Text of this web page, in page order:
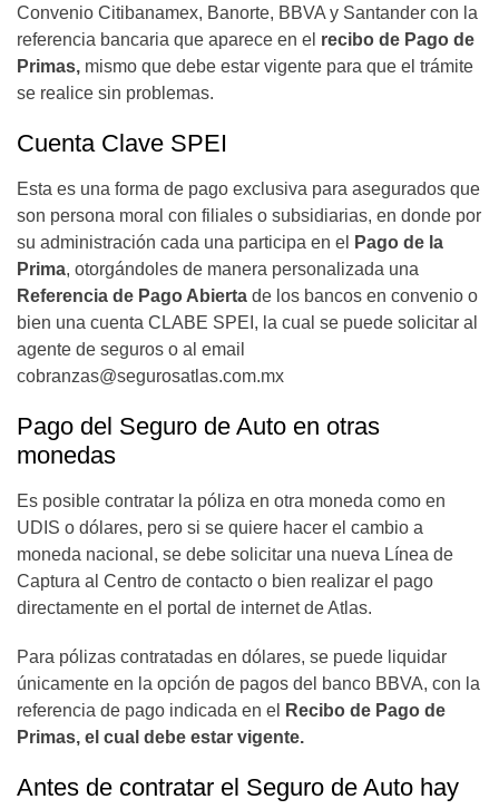
Convenio Citibanamex, Banorte, BBVA y Santander con la
referencia bancaria que aparece en el recibo de Pago de
Primas, mismo que debe estar vigente para que el trámite
se realice sin problemas.
Cuenta Clave SPEI
Esta es una forma de pago exclusiva para asegurados que
son persona moral con filiales o subsidiarias, en donde por
su administración cada una participa en el
Pago de la
Prima, otorgándoles de manera personalizada una
Referencia de Pago Abierta de los bancos en convenio o
bien una cuenta CLABE SPEI, la cual se puede solicitar al
agente de seguros o al email
cobranzas@segurosatlas.com.mx
Pago del Seguro de Auto en otras
monedas
Es posible contratar la póliza en otra moneda como en
UDIS o dólares, pero si se quiere hacer el cambio a
moneda nacional, se debe solicitar una nueva Línea de
Captura al Centro de contacto o bien realizar el pago
directamente en el portal de internet de Atlas.
Para pólizas contratadas en dólares, se puede liquidar
únicamente en la opción de pagos del banco BBVA, con la
referencia de pago indicada en el
Recibo de Pago de
Primas, el cual debe estar vigente.
Antes de contratar el Seguro de Auto hay